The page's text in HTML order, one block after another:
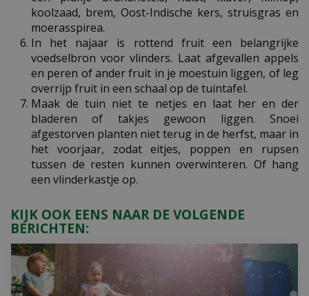
koolzaad, brem, Oost-Indische kers, struisgras en
moerasspirea.
In het najaar is rottend fruit een belangrijke
voedselbron voor vlinders. Laat afgevallen appels
en peren of ander fruit in je moestuin liggen, of leg
overrijp fruit in een schaal op de tuintafel.
Maak de tuin niet te netjes en laat her en der
bladeren of takjes gewoon liggen. Snoei
afgestorven planten niet terug in de herfst, maar in
het voorjaar, zodat eitjes, poppen en rupsen
tussen de resten kunnen overwinteren. Of hang
een vlinderkastje op.
KIJK OOK EENS NAAR DE VOLGENDE
BERICHTEN: